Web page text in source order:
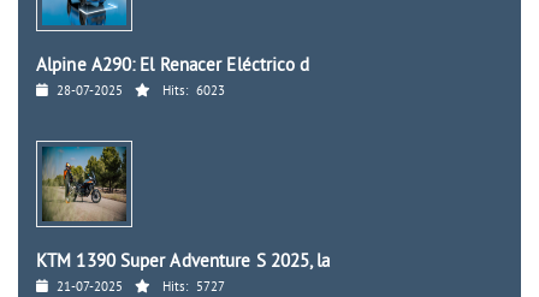
Alpine A290: El Renacer Eléctrico d
28-07-2025 Hits: 6023
KTM 1390 Super Adventure S 2025, la
21-07-2025 Hits: 5727